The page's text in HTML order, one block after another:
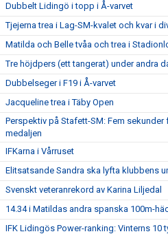
Dubbelt Lidingö i topp i Å-varvet
Tjejerna trea i Lag-SM-kvalet och kvar i
Matilda och Belle tvåa och trea i
Tre höjdpers (ett tangerat) under andra
Dubbelseger i F19 i Å-varvet
Jacqueline trea i Täby Open
Perspektiv på Stafett-SM: Fem sekunder
medaljen
IFKarna i Vårruset
Elitsatsande Sandra ska lyfta klubbens
Svenskt veteranrekord av Karina Liljedal
14.34 i Matildas andra spanska 100m-
IFK Lidingös Power-ranking: Vinterns 10